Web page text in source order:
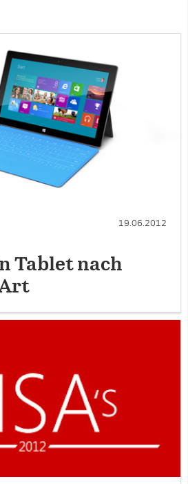
19.06.2012
Tablet nach